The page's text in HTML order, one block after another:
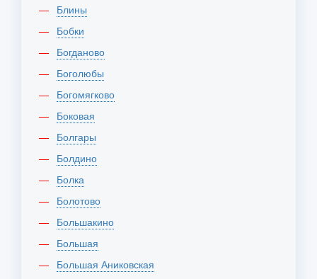
Блины
Бобки
Богданово
Боголюбы
Богомягково
Боковая
Болгары
Болдино
Болка
Болотово
Большакино
Большая
Большая Аниковская